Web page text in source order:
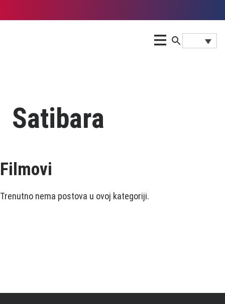
Satibara
Filmovi
Trenutno nema postova u ovoj kategoriji.